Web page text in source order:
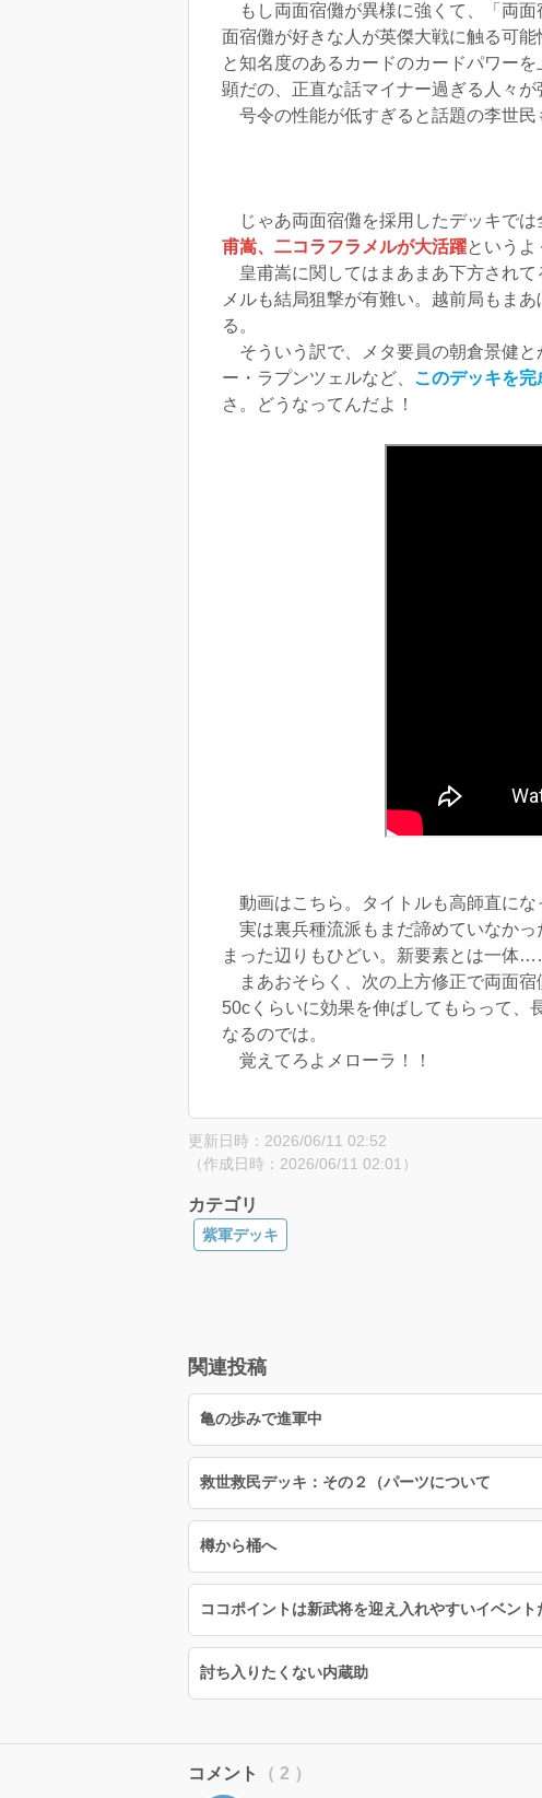
もし両面宿儺が異様に強くて、「両面
面宿儺が好きな人が英傑大戦に触る可
と知名度のあるカードのカードパワー
顕だの、正直な話マイナー過ぎる人々が
号令の性能が低すぎると話題の李世民
じゃあ両面宿儺を採用したデッキでは
甫嵩、二コラフラメルが大活躍というよ
皇甫嵩に関してはまあまあ下方されて
メルも結局狙撃が有難い。越前局もま
る。
そういう訳で、メタ要員の朝倉景健と
ー・ラプンツェルなど、 このデッキを
さ。どうなってんだよ！
動画はこちら。タイトルも高師直にな
実は裏兵種流派もまだ諦めていなかっ
まった辺りもひどい。新要素とは一体
まあおそらく、次の上方修正で両面宿
50cくらいに効果を伸ばしてもらって、
なるのでは。
覚えてろよメローラ！！
更新日時：2026/06/11 02:52
（作成日時：2026/06/11 02:01）
カテゴリ
紫軍デッキ
関連投稿
亀の歩みで進軍中
救世救民デッキ：その２（パーツについて
樽から桶へ
ココポイントは新武将を迎え入れやすいイベン
討ち入りたくない内蔵助
コメント （ 2 ）